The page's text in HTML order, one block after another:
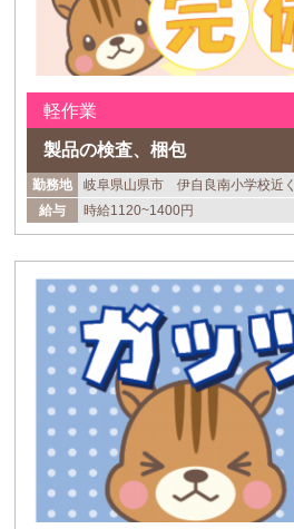
軽作業
製品の検査、梱包
勤務地
岐阜県山県市 伊自良南小学校近く
給与
時給1120~1400円